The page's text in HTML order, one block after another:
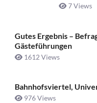
7 Views
Gutes Ergebnis –
Gästeführungen
1612 Views
Bahnhofsviertel,
976 Views